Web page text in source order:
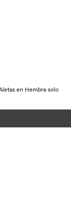
en Hembra solo